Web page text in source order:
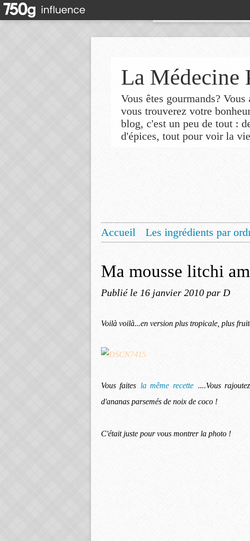
La Médecine
Vous êtes gourmands?
vous trouverez votre
blog, c'est un peu de tout :
d'épices, tout pour voir la
Accueil Les ingrédients par
Ma mousse litchi
Publié le 16 janvier 2010 par D
Voilà voilà...en version plus tropicale, plus
Vous faites la même recette ....Vous
d'ananas parsemés de noix de coco !
C'était juste pour vous montrer la photo !